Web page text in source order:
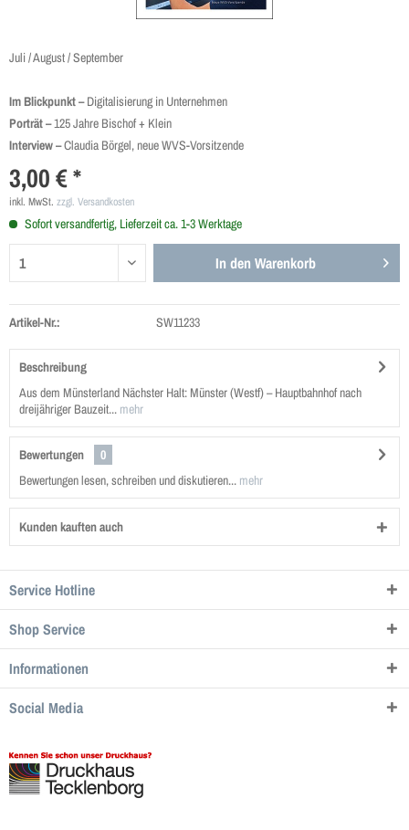
Juli / August / September
Im Blickpunkt –Digitalisierung in Unternehmen
Porträt –125 Jahre Bischof + Klein
Interview –Claudia Börgel, neue WVS-Vorsitzende
3,00 € *
inkl. MwSt. zzgl. Versandkosten
Sofort versandfertig, Lieferzeit ca. 1-3 Werktage
In den Warenkorb
Artikel-Nr.: SW11233
Beschreibung
Aus dem Münsterland Nächster Halt: Münster (Westf) – Hauptbahnhof nach
dreijähriger Bauzeit... mehr
Bewertungen
0
Bewertungen lesen, schreiben und diskutieren... mehr
Kunden kauften auch
Service Hotline
Shop Service
Informationen
Social Media